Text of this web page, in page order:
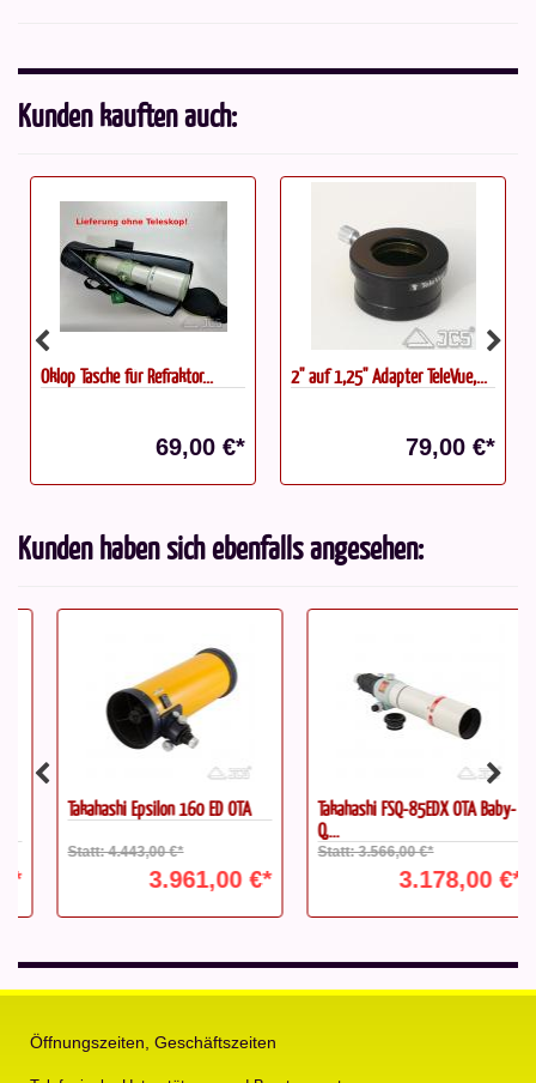
Kunden kauften auch:
Oklop Tasche für Refraktor...
69,00 €*
2'' auf 1,25'' Adapter TeleVue,...
79,00 €*
Kunden haben sich ebenfalls angesehen:
Takahashi Epsilon 160 ED OTA
Statt: 4.443,00 €*
3.961,00 €*
Takahashi FSQ-85EDX OTA Baby-
Statt: 3.566,00 €*
3.178,00 €*
Öffnungszeiten, Geschäftszeiten